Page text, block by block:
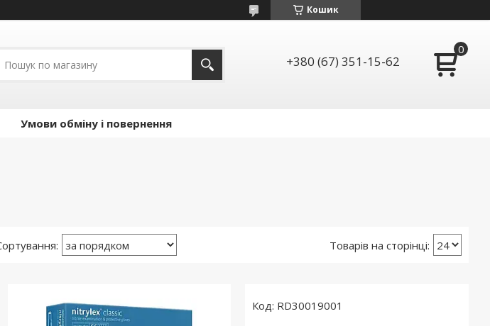
Кошик
+380 (67) 351-15-62
Умови обміну і повернення
RD30019001